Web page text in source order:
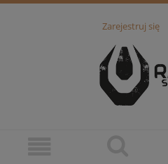
Zarejestruj się